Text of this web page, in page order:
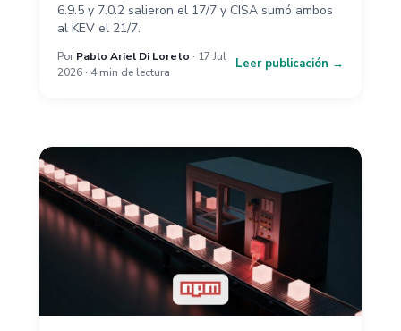
6.9.5 y 7.0.2 salieron el 17/7 y CISA sumó ambos
al KEV el 21/7.
Por Pablo Ariel Di Loreto · 17 Jul
2026 · 4 min de lectura
Leer publicación →